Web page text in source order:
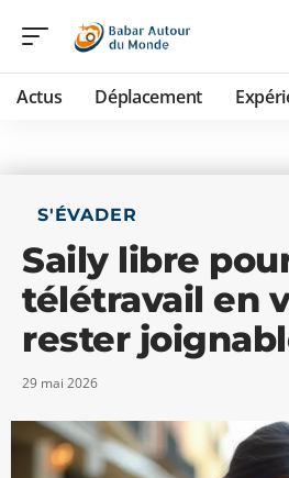
Actus Déplacement
S'ÉVADER
Saily libre
télétravail en
rester
29 mai 2026